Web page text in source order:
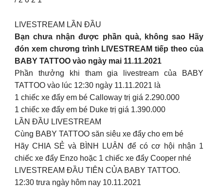
LIVESTREAM LẦN ĐẦU
Bạn chưa nhận được phần quà, không sao Hãy
đón xem chương trình LIVESTREAM tiếp theo của
BABY TATTOO vào ngày mai 11.11.2021
Phần thưởng khi tham gia livestream của BABY
TATTOO vào lúc 12:30 ngày 11.11.2021 là
1 chiếc xe đẩy em bé Calloway trị giá 2.290.000
1 chiếc xe đẩy em bé Duke trị giá 1.390.000
LẦN ĐẦU LIVESTREAM
Cùng BABY TATTOO săn siêu xe đẩy cho em bé
Hãy CHIA SẺ và BÌNH LUẬN để có cơ hội nhận 1
chiếc xe đẩy Enzo hoặc 1 chiếc xe đẩy Cooper nhé
LIVESTREAM ĐẦU TIÊN CỦA BABY TATTOO.
12:30 trưa ngày hôm nay 10.11.2021